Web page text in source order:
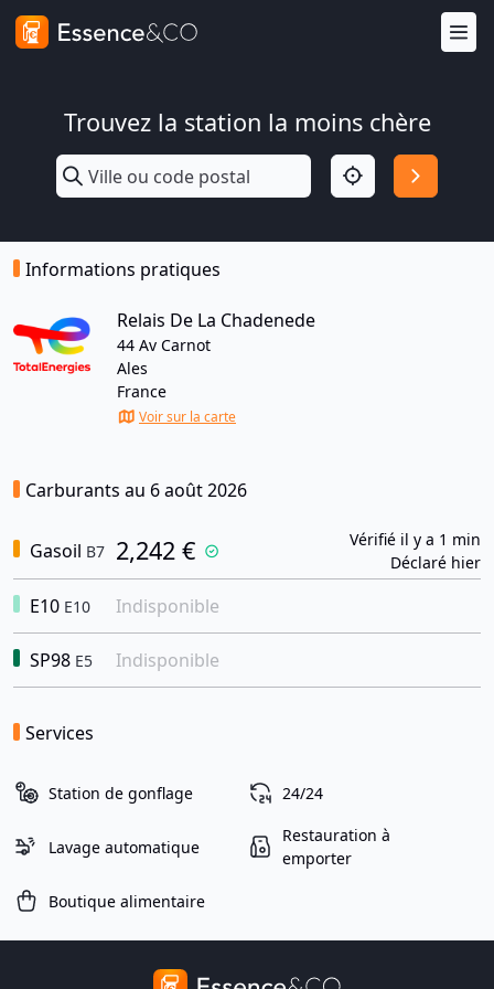
Trouvez la station la moins chère
Informations pratiques
Relais De La Chadenede
44 Av Carnot
Ales
France
Voir sur la carte
Carburants au 6 août 2026
Gasoil B7 2,242 €
Vérifié il y a 1 min
Déclaré hier
E10 E10 Indisponible
SP98 E5 Indisponible
Services
Station de gonflage 24/24
Lavage automatique
Restauration à
emporter
Boutique alimentaire